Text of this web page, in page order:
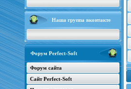
Наша группа вконтакте
Форум Perfect-Soft
Форум сайта
Сайт Perfect-Soft